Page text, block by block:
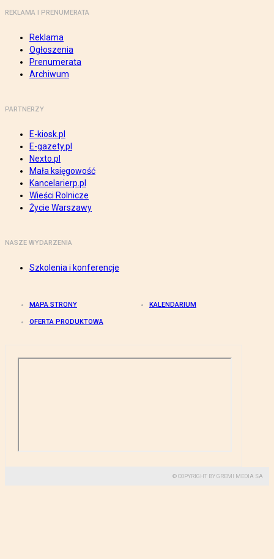
REKLAMA I PRENUMERATA
Reklama
Ogłoszenia
Prenumerata
Archiwum
PARTNERZY
E-kiosk.pl
E-gazety.pl
Nexto.pl
Mała księgowość
Kancelarierp.pl
Wieści Rolnicze
Życie Warszawy
NASZE WYDARZENIA
Szkolenia i konferencje
MAPA STRONY KALENDARIUM
OFERTA PRODUKTOWA
© COPYRIGHT BY GREMI MEDIA SA